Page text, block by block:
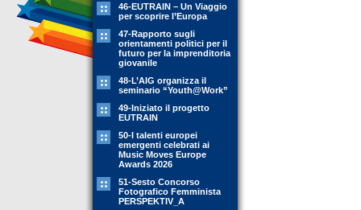
46-EUTRAIN – Un Viaggio
per scoprire l’Europa
47-Rapporto sugli
orientamenti politici per il
futuro per la imprenditoria
giovanile
48-L’AIG organizza il
seminario “Youth@Work”
49-Iniziato il progetto
EUTRAIN
50-I talenti europei
emergenti celebrati ai
Music Moves Europe
Awards 2026
51-Sesto Concorso
Fotografico Femminista
PERSPEKTIV_A